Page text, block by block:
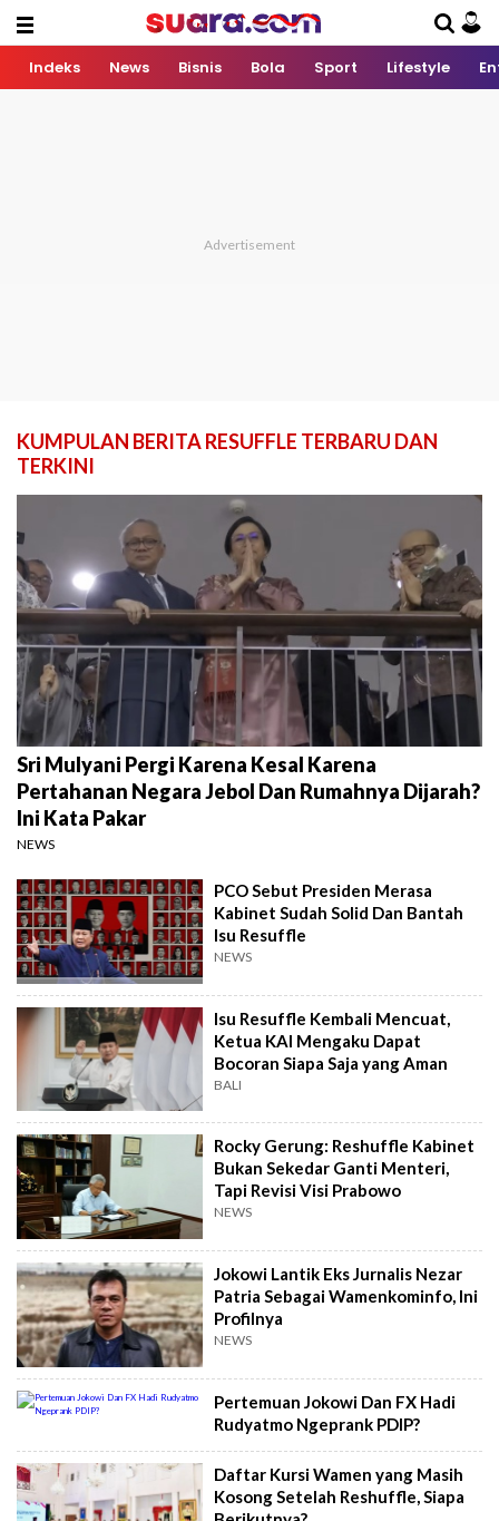
Indeks News Bisnis Bola Sport Lifestyle
KUMPULAN BERITA RESUFFLE TERBARU DAN
TERKINI
Sri Mulyani Pergi Karena Kesal Karena
Pertahanan Negara Jebol Dan Rumahnya Dijarah?
Ini Kata Pakar
NEWS
PCO Sebut Presiden Merasa
Kabinet Sudah Solid Dan Bantah
Isu Resuffle
NEWS
Isu Resuffle Kembali Mencuat,
Ketua KAI Mengaku Dapat
Bocoran Siapa Saja yang Aman
BALI
Rocky Gerung: Reshuffle Kabinet
Bukan Sekedar Ganti Menteri,
Tapi Revisi Visi Prabowo
NEWS
Jokowi Lantik Eks Jurnalis Nezar
Patria Sebagai Wamenkominfo, Ini
Profilnya
NEWS
Pertemuan Jokowi Dan FX Hadi
Rudyatmo Ngeprank PDIP?
Daftar Kursi Wamen yang Masih
Kosong Setelah Reshuffle, Siapa